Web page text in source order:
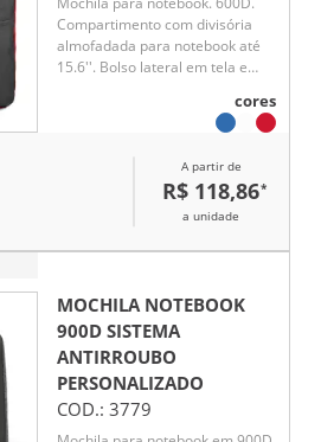
Compartimento com divisória
almofadada para notebook até
15.6''. Bolso lateral em tela e
cores
A partir de
R$ 118,86*
a unidade
MOCHILA NOTEBOOK
900D SISTEMA
ANTIRROUBO
PERSONALIZADO
COD.: 3779